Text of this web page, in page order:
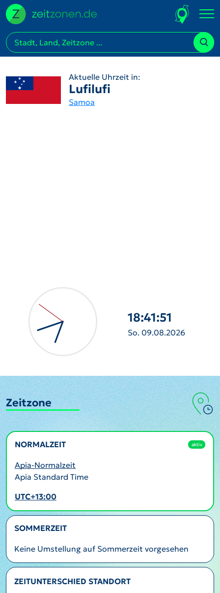
Aktuelle Uhrzeit in:
Lufilufi
Samoa
18:41:52
So. 09.08.2026
Zeitzone
NORMALZEIT aktiv
Apia-Normalzeit
Apia Standard Time
UTC+13:00
SOMMERZEIT
Keine Umstellung auf Sommerzeit vorgesehen
ZEITUNTERSCHIED STANDORT